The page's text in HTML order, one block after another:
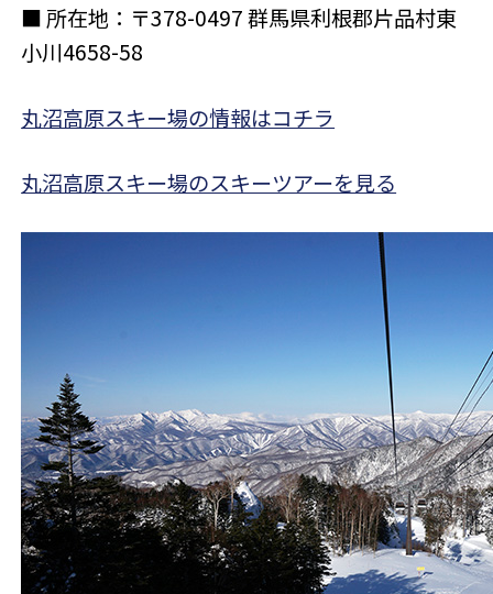
■ 所在地：〒378-0497 群馬県利根郡片品村東
小川4658-58
丸沼高原スキー場の情報はコチラ
丸沼高原スキー場のスキーツアーを見る